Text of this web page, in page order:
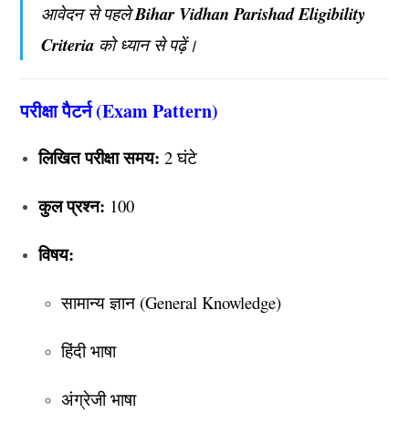
आवेदन से पहलेBihar Vidhan Parishad Eligibility
Criteria को ध्यान से पढ़ें।
परीक्षा पैटर्न (Exam Pattern)
लिखित परीक्षा समय: 2 घंटे
कुल प्रश्न: 100
विषय:
सामान्य ज्ञान (General Knowledge)
हिंदी भाषा
अंग्रेजी भाषा